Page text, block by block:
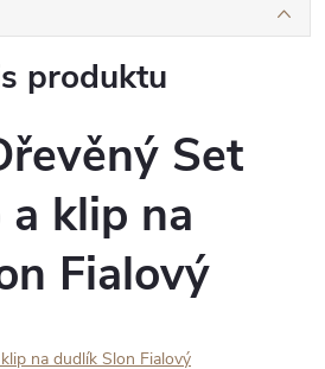
produktu
Set
klip na
Fialový